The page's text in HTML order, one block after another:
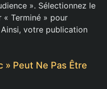
». Sélectionnez le
« Terminé » pour
votre publication
» Peut Ne Pas Être